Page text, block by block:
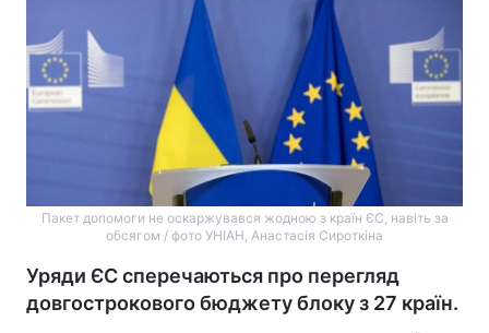
Пакет допомоги не оскаржувався жодною з країн ЄС, навіть за
обсягом / фото УНІАН, Анастасія Сироткіна
Уряди ЄС сперечаються про перегляд
довгострокового бюджету блоку з 27 країн.